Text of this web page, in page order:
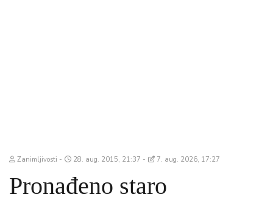
Zanimljivosti 28. aug. 2015, 21:37 7. aug. 2026, 17:27
Pronađeno staro